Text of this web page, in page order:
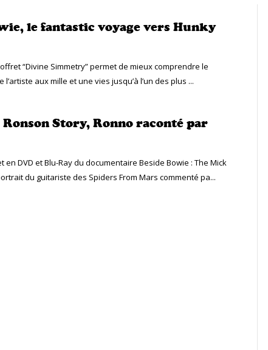
le fantastic voyage vers Hunky
“Divine Simmetry” permet de mieux comprendre le
l’artiste aux mille et une vies jusqu’à l’un des plus ...
Story, Ronno raconté par
en DVD et Blu-Ray du documentaire Beside Bowie : The Mick
du guitariste des Spiders From Mars commenté pa...